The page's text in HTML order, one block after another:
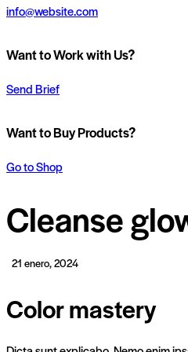
info@website.com
Want to Work with Us?
Send Brief
Want to Buy Products?
Go to Shop
Cleanse
21 enero, 2024
Color mastery